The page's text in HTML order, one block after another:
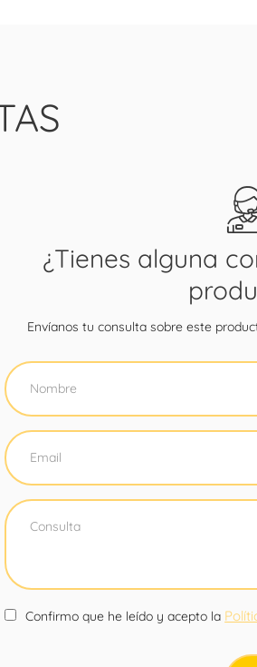
¿Tienes alguna
Envíanos tu consulta sobre este
Confirmo que he leído y acepto la